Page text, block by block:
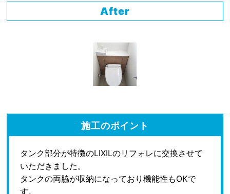
After
施工のポイント
タンク部分が特徴のLIXILのリフォレに交換させて
いただきました。
タンクの両脇が収納になっており機能性もOKで
す。